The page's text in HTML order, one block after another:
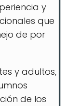
y
que
de por
y adultos,
de los